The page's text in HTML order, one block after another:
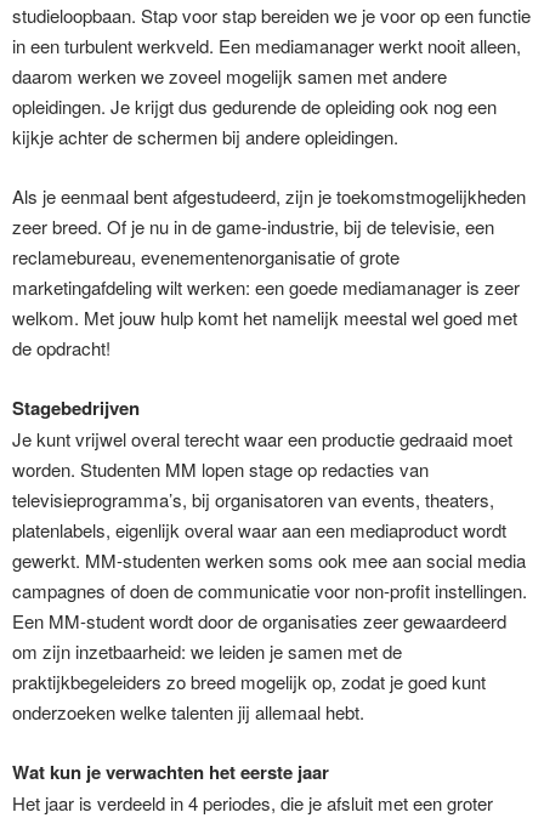
studieloopbaan. Stap voor stap bereiden we je voor op een functie
in een turbulent werkveld. Een mediamanager werkt nooit alleen,
daarom werken we zoveel mogelijk samen met andere
opleidingen. Je krijgt dus gedurende de opleiding ook nog een
kijkje achter de schermen bij andere opleidingen.
Als je eenmaal bent afgestudeerd, zijn je toekomstmogelijkheden
zeer breed. Of je nu in de game-industrie, bij de televisie, een
reclamebureau, evenementenorganisatie of grote
marketingafdeling wilt werken: een goede mediamanager is zeer
welkom. Met jouw hulp komt het namelijk meestal wel goed met
de opdracht!
Stagebedrijven
Je kunt vrijwel overal terecht waar een productie gedraaid moet
worden. Studenten MM lopen stage op redacties van
televisieprogramma’s, bij organisatoren van events, theaters,
platenlabels, eigenlijk overal waar aan een mediaproduct wordt
gewerkt. MM-studenten werken soms ook mee aan social media
campagnes of doen de communicatie voor non-profit instellingen.
Een MM-student wordt door de organisaties zeer gewaardeerd
om zijn inzetbaarheid: we leiden je samen met de
praktijkbegeleiders zo breed mogelijk op, zodat je goed kunt
onderzoeken welke talenten jij allemaal hebt.
Wat kun je verwachten het eerste jaar
Het jaar is verdeeld in 4 periodes, die je afsluit met een groter